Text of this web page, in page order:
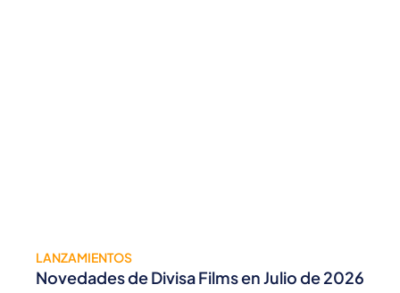
LANZAMIENTOS
Novedades de Divisa Films en Julio de 2026